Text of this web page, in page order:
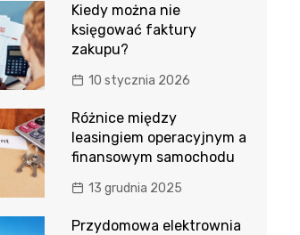
Kiedy można nie
księgować faktury
zakupu?
10 stycznia 2026
Różnice między
leasingiem operacyjnym a
finansowym samochodu
13 grudnia 2025
Przydomowa elektrownia